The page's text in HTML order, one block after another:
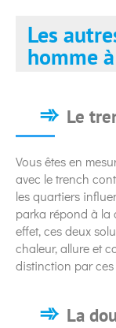
Les
homme
Le
Vous êtes en
avec le trench
les quartiers
parka répond à la
effet, ces deux
chaleur, allure et
distinction par
La